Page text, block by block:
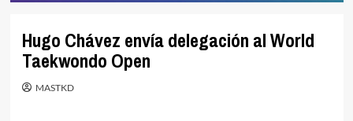
Hugo Chávez envía delegación al World
Taekwondo Open
MASTKD